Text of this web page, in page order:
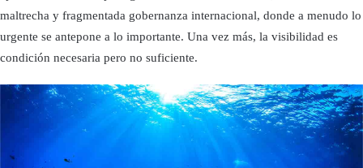
maltrecha y fragmentada gobernanza internacional, donde a menudo lo
urgente se antepone a lo importante. Una vez más, la visibilidad es
condición necesaria pero no suficiente.